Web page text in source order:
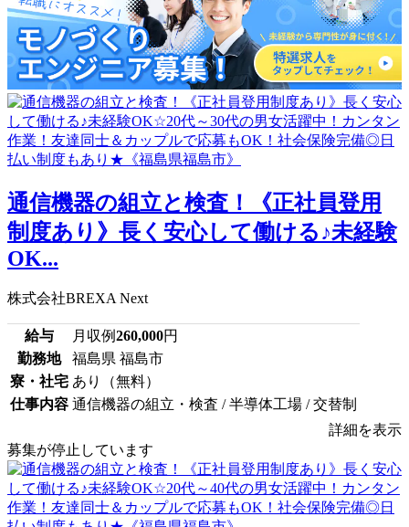
通信機器の組立と検査！《正社員登用
制度あり》長く安心して働ける♪未経験
OK...
株式会社BREXA Next
給与 月収例260,000円
勤務地
福島県 福島市
寮・社宅 あり（無料）
仕事内容 通信機器の組立・検査 / 半導体工場 / 交替制
詳細を表示
募集が停止しています